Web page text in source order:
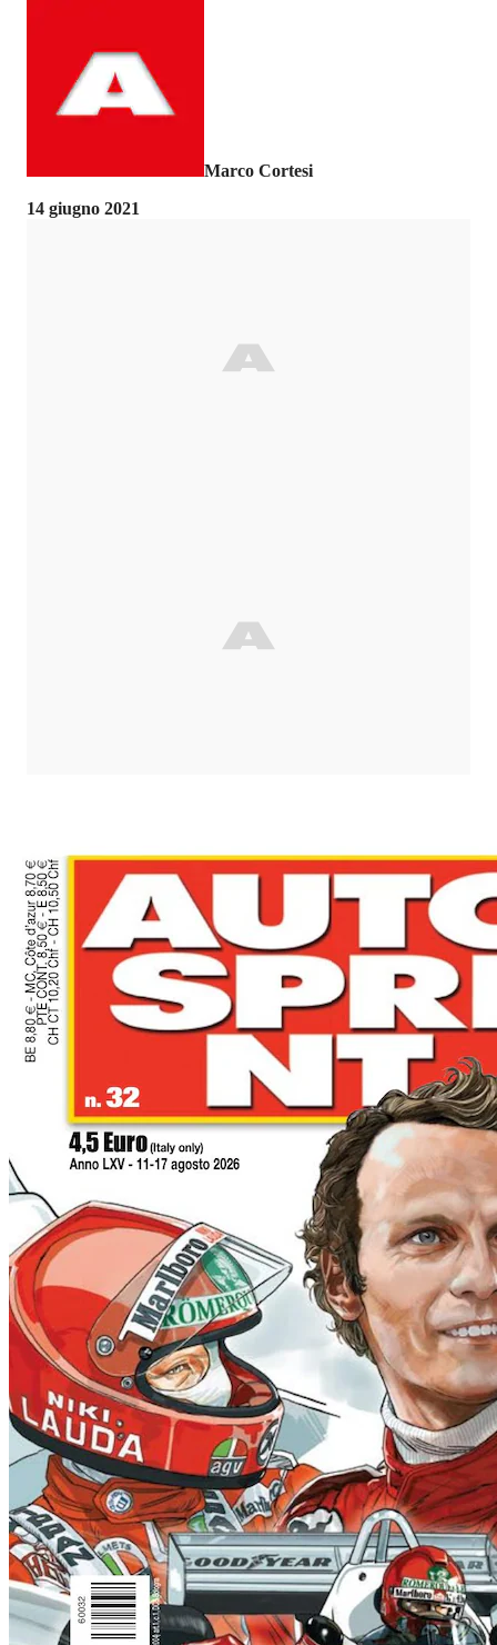
Marco Cortesi
14 giugno 2021